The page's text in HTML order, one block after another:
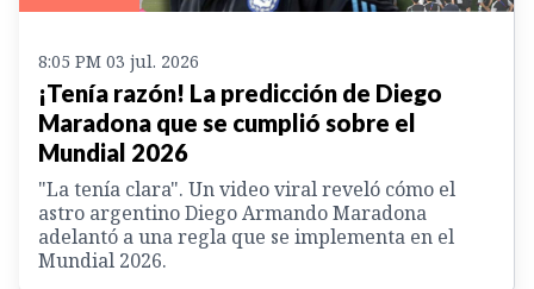
8:05 PM 03 jul. 2026
¡Tenía razón! La predicción de Diego
Maradona que se cumplió sobre el
Mundial 2026
"La tenía clara". Un video viral reveló cómo el
astro argentino Diego Armando Maradona
adelantó a una regla que se implementa en el
Mundial 2026.